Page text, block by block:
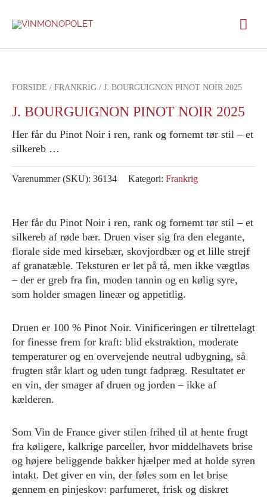
FORSIDE / FRANKRIG / J. BOURGUIGNON PINOT NOIR 2025
J. BOURGUIGNON PINOT NOIR 2025
Her får du Pinot Noir i ren, rank og fornemt tør stil – et
silkereb …
Varenummer (SKU): 36134 Kategori: Frankrig
Her får du Pinot Noir i ren, rank og fornemt tør stil – et
silkereb af røde bær. Druen viser sig fra den elegante,
florale side med kirsebær, skovjordbær og et lille strejf
af granatæble. Teksturen er let på tå, men ikke vægtløs
– der er greb fra fin, moden tannin og en kølig syre,
som holder smagen lineær og appetitlig.
Druen er 100 % Pinot Noir. Vinificeringen er tilrettelagt
for finesse frem for kraft: blid ekstraktion, moderate
temperaturer og en overvejende neutral udbygning, så
frugten står klart og uden tungt fadpræg. Resultatet er
en vin, der smager af druen og jorden – ikke af
kælderen.
Som Vin de France giver stilen frihed til at hente frugt
fra køligere, kalkrige parceller, hvor middelhavets brise
og højere beliggende bakker hjælper med at holde syren
intakt. Det giver en vin, der føles som en let brise
gennem en pinjeskov: parfumeret, frisk og diskret